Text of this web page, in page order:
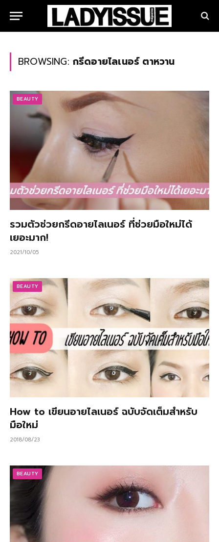
BROWSING: กรีดอายไลเนอร์ ตาหวาน
BEAUTY
รวมตัวช่วยกรีดอายไลเนอร์ ที่ช่วยมือใหม่ได้
เยอะมาก!
2021/10/05
BEAUTY
How to เขียนอายไลเนอร์ ฉบับจัดเต็มสำหรับ
มือใหม่
2018/08/23
BEAUTY